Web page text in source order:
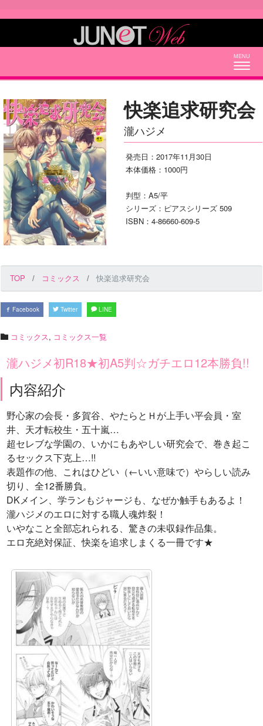
快楽追求研究会
瀧ハジメ
発売日：2017年11月30日
本体価格：1000円
判型：A5/平
シリーズ：ピアスシリーズ 509
ISBN：4-86660-609-5
TOP コミックス 快楽追求研究会
Facebook Twitter LINE
コミックス, コミックス一覧
瀧ハジメ初R18★初A5判☆ガチエロ12本勝負!!
内容紹介
野心家の会長・多賀谷、やたらとＨが上手い平会員・室
井、天才転校生・五十嵐…
超セレブな学園の、いかにもあやしい研究会で、巻き起こ
るセックス下克上…!!
表題作の他、これはひどい（←いい意味で）やらしい読み
切り、全12番勝負。
DKメイン、学ランもジャージも、なぜか触手もあるよ！
瀧ハジメのエロに対する職人魂炸裂！
いやなこと全部忘れられる、驚きの未収録作品集。
エロ充絶対保証、快楽を追求しまくる一冊です★